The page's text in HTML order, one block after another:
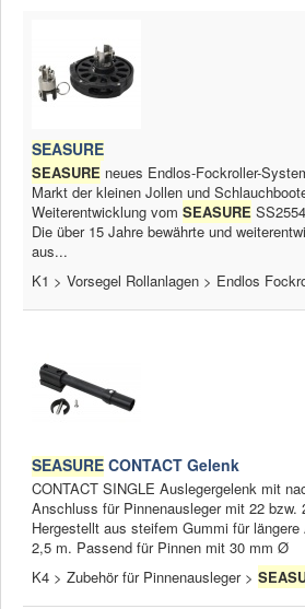
SEASURE
SEASURE neues Endlos-Fockroller-
Markt der kleinen Jollen und
Weiterentwicklung vom SEASURE
Die über 15 Jahre bewährte und
aus...
K1 > Vorsegel Rollanlagen > Endlos
SEASURE CONTACT Gelenk
CONTACT SINGLE Auslegergelenk mit
Anschluss für Pinnenausleger mit 22 bzw.
Hergestellt aus steifem Gummi für
2,5 m. Passend für Pinnen mit 30 mm Ø
K4 > Zubehör für Pinnenausleger >